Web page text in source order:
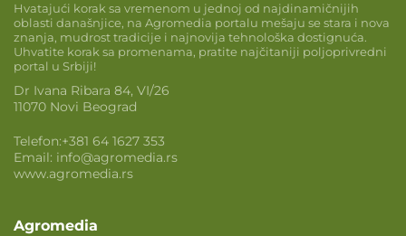
Hvatajući korak sa vremenom u jednoj od najdinamičnijih
oblasti današnjice, na Agromedia portalu mešaju se stara i nova
znanja, mudrost tradicije i najnovija tehnološka dostignuća.
Uhvatite korak sa promenama, pratite najčitaniji poljoprivredni
portal u Srbiji!
Dr Ivana Ribara 84, VI/26
11070 Novi Beograd
Telefon:+381 64 1627 353
Email: info@agromedia.rs
www.agromedia.rs
Agromedia